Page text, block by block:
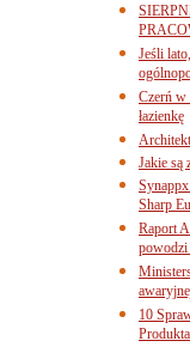
Jeśli
Czerń w
łazienkę
Jakie są
Sharp
Raport
10